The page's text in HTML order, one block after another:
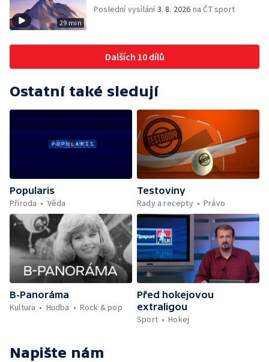
29 min
Poslední vysílání3. 8. 2026 na ČT sport
Dalších 10 dílů
Ostatní také sledují
Popularis
Příroda
Věda
Testoviny
Rady a recepty
Právo
B-Panoráma
Kultura
Hudba Rock & pop
Před hokejovou
extraligou
Sport
Hokej
Napište nám